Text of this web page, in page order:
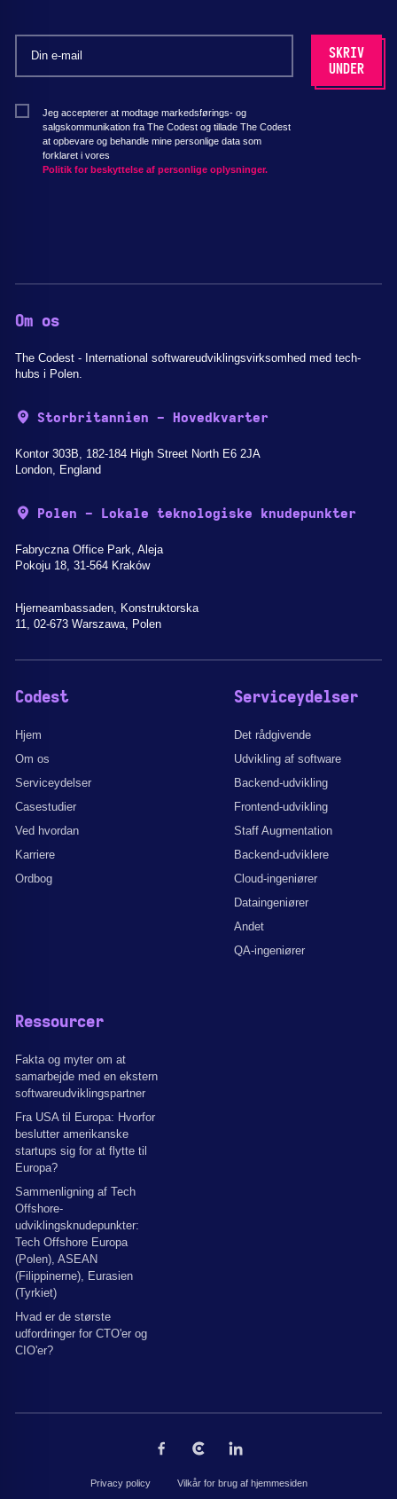
Jeg accepterer at modtage markedsførings- og
salgskommunikation fra The Codest og tillade The Codest
at opbevare og behandle mine personlige data som
forklaret i vores
Politik for beskyttelse af personlige oplysninger.
Om os
The Codest - International softwareudviklingsvirksomhed med tech-
hubs i Polen.
Storbritannien - Hovedkvarter
Kontor 303B, 182-184 High Street North E6 2JA
London, England
Polen - Lokale teknologiske knudepunkter
Fabryczna Office Park, Aleja
Pokoju 18, 31-564 Kraków
Hjerneambassaden, Konstruktorska
11, 02-673 Warszawa, Polen
Codest
Hjem
Om os
Serviceydelser
Casestudier
Ved hvordan
Karriere
Ordbog
Serviceydelser
Det rådgivende
Udvikling af software
Backend-udvikling
Frontend-udvikling
Staff Augmentation
Backend-udviklere
Cloud-ingeniører
Dataingeniører
Andet
QA-ingeniører
Ressourcer
Fakta og myter om at
samarbejde med en ekstern
softwareudviklingspartner
Fra USA til Europa: Hvorfor
beslutter amerikanske
startups sig for at flytte til
Europa?
Sammenligning af Tech
Offshore-
udviklingsknudepunkter:
Tech Offshore Europa
(Polen), ASEAN
(Filippinerne), Eurasien
(Tyrkiet)
Hvad er de største
udfordringer for CTO'er og
CIO'er?
Privacy policy Vilkår for brug af hjemmesiden